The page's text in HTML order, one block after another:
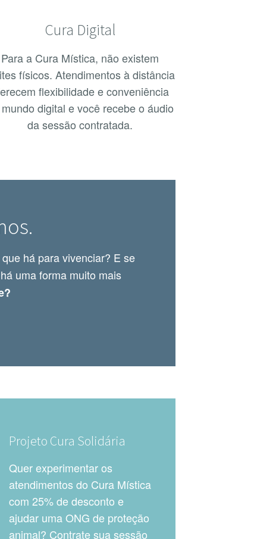
Cura Digital
Para a Cura Mística, não existem
físicos. Atendimentos à distância
flexibilidade e conveniência
digital e você recebe o áudio
da sessão contratada.
há para vivenciar? E se
uma forma muito mais
Projeto Cura Solidária
Quer experimentar os
atendimentos do Cura Mística
com 25% de desconto e
ajudar uma ONG de proteção
animal? Contrate sua sessão